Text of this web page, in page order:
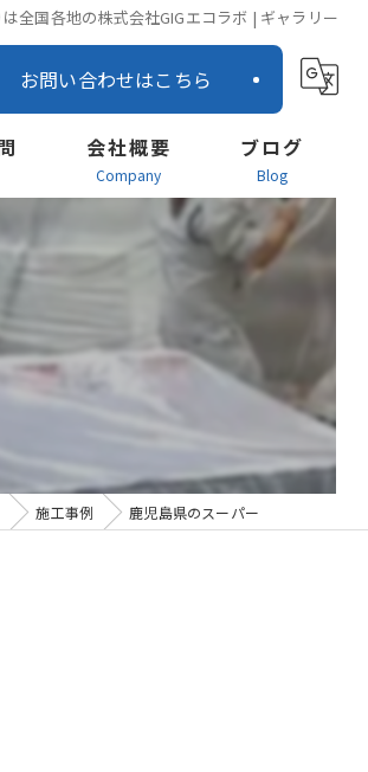
全国各地の株式会社GIGエコラボ | ギャラリー
お問い合わせはこちら
会社概要
company
お知らせ
ブログ
blog
施工事例 鹿児島県のスーパー